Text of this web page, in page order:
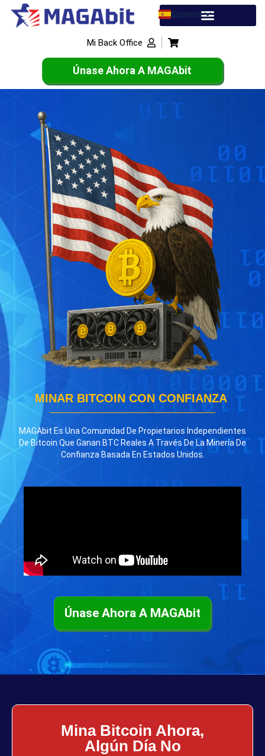
Spanish
English
French
Mi Back Office
Únase Ahora A MAGAbit
MINAR BITCOIN CON CONFIANZA
MAGAbit Es Una Comunidad De Propietarios Independientes
De Bitcoin Que Ganan BTC Reales A Través De La Minería De
Confianza Basada En Estados Unidos.
Únase Ahora A MAGAbit
Mina Bitcoin Ahora,
Algún Día No